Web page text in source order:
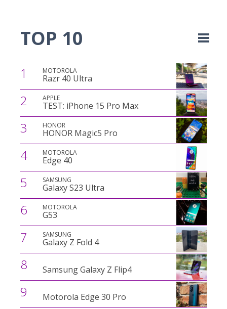
TOP 10
1 MOTOROLA
Razr 40 Ultra
2 APPLE
TEST: iPhone 15 Pro Max
3 HONOR
HONOR Magic5 Pro
4 MOTOROLA
Edge 40
5 SAMSUNG
Galaxy S23 Ultra
6 MOTOROLA
G53
7 SAMSUNG
Galaxy Z Fold 4
8 Samsung Galaxy Z Flip4
9 Motorola Edge 30 Pro